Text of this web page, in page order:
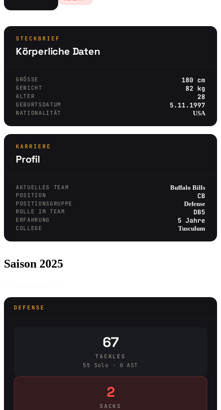
STECKBRIEF
Körperliche Daten
GRÖSSE 180 cm
GEWICHT 82 kg
ALTER 28
GEBURTSDATUM 5.11.1997
NATIONALITÄT USA
KARRIERE
Profil
AKTUELLES TEAM Buffalo Bills
POSITION CB
POSITIONSGRUPPE Defense
ROLLE IM TEAM DB5
ERFAHRUNG 5 Jahre
COLLEGE Tusculum
Saison 2025
DEFENSE
67
TACKLES
55 Solo · 0 AST
2
SACKS